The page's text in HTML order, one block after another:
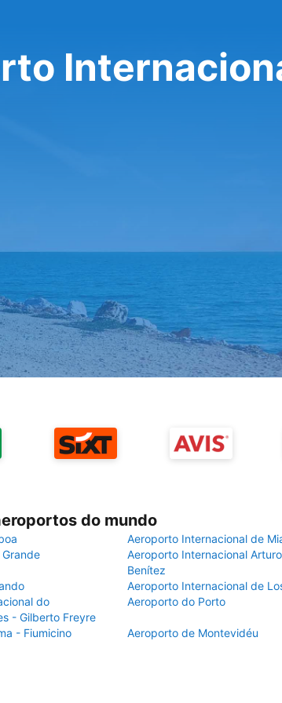
do mundo
Aeroporto Internacional de
Aeroporto Internacional
Benítez
Aeroporto Internacional de
do
- Gilberto Freyre
Aeroporto do Porto
- Fiumicino Aeroporto de Montevidéu